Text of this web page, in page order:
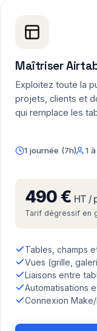
Maîtriser
Exploitez toute la
projets, clients et
qui remplace les
1 journée (7h) 1
490 € HT /
Tarif dégressif en
Tables, champs
Vues (grille,
Liaisons entre
Automatisations
Connexion